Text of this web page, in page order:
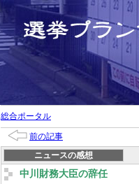
総合ポータル
前の記事
ニュースの感想
中川財務大臣の辞任